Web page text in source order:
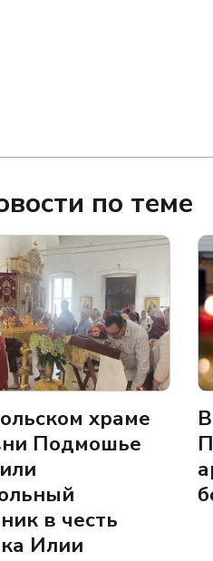
по теме
храме
Подмошье
в честь
Илии